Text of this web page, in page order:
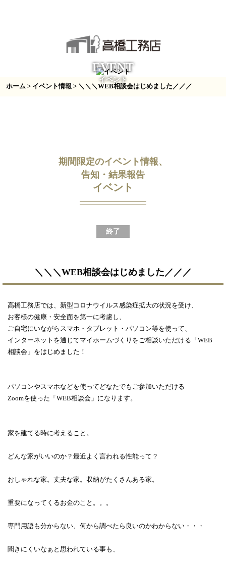
EVENT
イベント
ホーム > イベント情報 > ＼＼＼WEB相談会はじめました／／／
期間限定のイベント情報、
告知・結果報告
イベント
終了
＼＼＼WEB相談会はじめました／／／
高橋工務店では、新型コロナウイルス感染症拡大の状況を受け、
お客様の健康・安全面を第一に考慮し、
ご自宅にいながらスマホ・タブレット・パソコン等を使って、
インターネットを通じてマイホームづくりをご相談いただける「WEB
相談会」をはじめました！
パソコンやスマホなどを使ってどなたでもご参加いただける
Zoomを使った「WEB相談会」になります。
家を建てる時に考えること。
どんな家がいいのか？最近よく言われる性能って？
おしゃれな家。丈夫な家。収納がたくさんある家。
重要になってくるお金のこと。。。
専門用語も分からない、何から調べたら良いのかわからない・・・
聞きにくいなぁと思われている事も、